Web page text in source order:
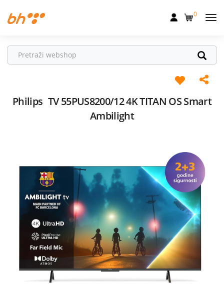
Fiksna
Televizija
Podrška
0
Philips TV 55PUS8200/12 4K TITAN OS Smart
Ambilight